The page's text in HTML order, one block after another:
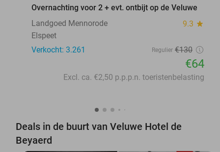
Overnachting voor 2 + evt. ontbijt op de Veluwe
Landgoed Mennorode
9.3 star
Elspeet
Verkocht: 3.261
Regulier €130
€64
Excl. ca. €2,50 p.p.p.n. toeristenbelasting
Deals in de buurt van Veluwe Hotel de
Beyaerd